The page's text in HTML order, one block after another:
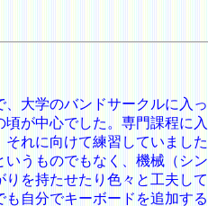
大学のバンドサークルに入
が中心でした。専門課程に
れに向けて練習していました
うものでもなく、機械（シ
を持たせたり色々と工夫し
自分でキーボードを追加す